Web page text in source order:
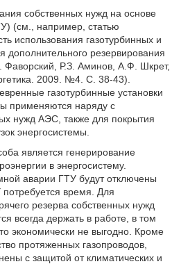
собственных нужд на основе
(см., например, статью
использования газотурбинных и
дополнительного резервирования
Р.З. Аминов, А.Ф. Шкрет,
2009. №4. С. 38-43).
газотурбинные установки
применяются наряду с
нужд АЭС, также для покрытия
энергосистемы.
является генерирование
в энергосистему.
аварии ГТУ будут отключены
время. Для
резерва собственных нужд
всегда держать в работе, в том
экономически не выгодно. Кроме
протяженных газопроводов,
с защитой от климатических и